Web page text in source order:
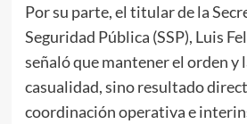
Por su parte, el titular de la
Seguridad Pública (SSP), Luis
señaló que mantener el orden y
casualidad, sino resultado
coordinación operativa e